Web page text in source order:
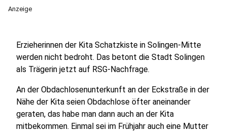
Anzeige
Erzieherinnen der Kita Schatzkiste in Solingen-Mitte
werden nicht bedroht. Das betont die Stadt Solingen
als Trägerin jetzt auf RSG-Nachfrage.
An der Obdachlosenunterkunft an der Eckstraße in der
Nähe der Kita seien Obdachlose öfter aneinander
geraten, das habe man dann auch an der Kita
mitbekommen. Einmal sei im Frühjahr auch eine Mutter